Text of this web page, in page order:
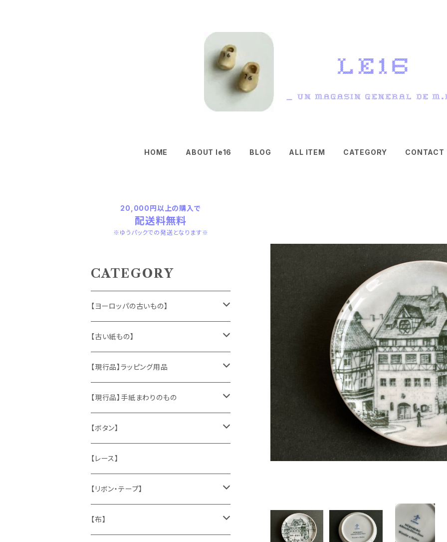
HOME ABOUT le16 BLOG ALL ITEM CATEGORY CONTACT
20,000円以上の購入で
配送料無料
※ゆうパックでの発送となります※
CATEGORY
【ヨーロッパの古いもの】
ヴィンテージアクセサリー
おもちゃ、ぬいぐるみ
くま、テディベア
うさぎ
ヴィンテージファブリック
ハンドメイド製品
お部屋に飾るもの
メタル製品
缶、箱
陶磁器
【古い紙もの】
切手、FDC
ポストカード、カレンダー
マッチラベル、食品ラベル
蔵書票、荷札、ビュバー、伝票
シール、ステッカー、クロモス
袋、箱、ナプキン、コースター
【現行品】ラッピング用品
伝票、タグ、シール
袋、ラッピングペーパー
ひも、テープ
【現行品】手紙まわりのもの
封筒、ポストカード
切手
スタンプ
文房具
【ボタン】
木
貝
メタル
【レース】
【リボン・テープ】
チロルテープ・イニシャルテープ
【布】